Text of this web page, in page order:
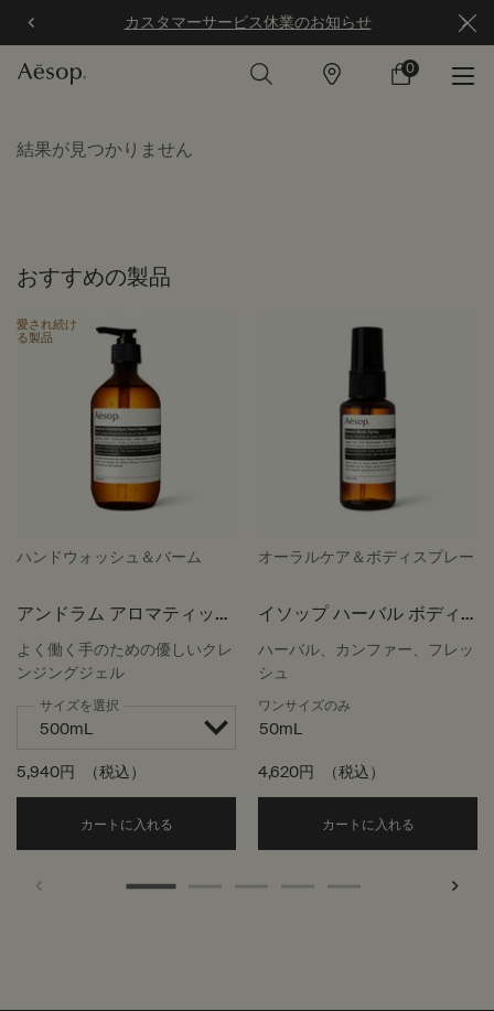
カスタマーサービス休業のお知らせ
店
カ
0
0 カート内の製
結果が見つかりません
おすすめの製品
愛され続け
る製品
ハンドウォッシュ＆バーム
アンドラム アロマティック
ハンドウォッシュ
よく働く手のための優しいクレ
ンジングジェル
サイズを選択
5,940円 （税込）
カートに入れる Add the アンドラム アロマティック ハンド
オーラルケア＆ボディスプレー
イソップ ハーバル ボディ
スプレー
ハーバル、カンファー、フレッ
シュ
ワンサイズのみ
50mL
4,620円 （税込）
カートに入れる